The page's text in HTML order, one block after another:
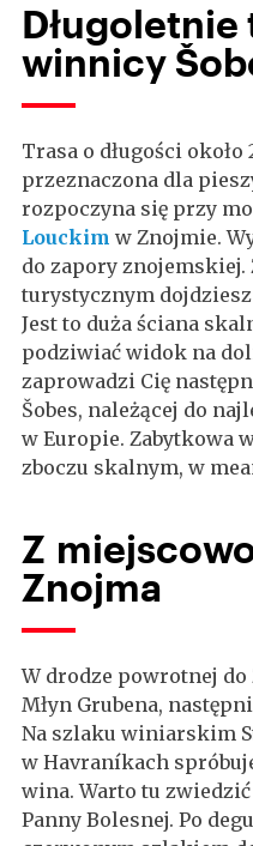
winnicy
Trasa o długości
przeznaczona dla
rozpoczyna się przy
Louckim w Znojmie.
do zapory znojemskiej.
turystycznym
Jest to duża ściana
podziwiać widok na
zaprowadzi Cię
Šobes, należącej do
w Europie. Zabytkowa
zboczu skalnym, w
Z
Znojma
W drodze powrotnej
Młyn Grubena,
Na szlaku winiarskim
w Havraníkach
wina. Warto tu
Panny Bolesnej. Po